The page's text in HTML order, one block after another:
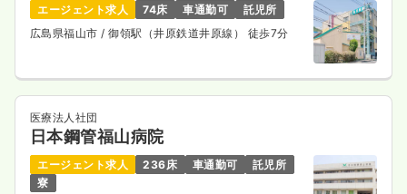
エージェント求人 74床 車通勤可
託児所
広島県福山市 / 御領駅（井原鉄道井原線） 徒歩7分
医療法人社団
日本鋼管福山病院
エージェント求人 236床 車通勤可
託児所
寮